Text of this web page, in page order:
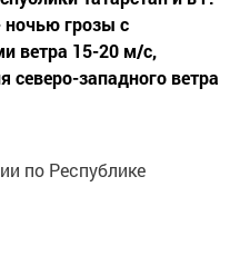
грозы с
ветра 15-20 м/с,
северо-западного ветра
по Республике